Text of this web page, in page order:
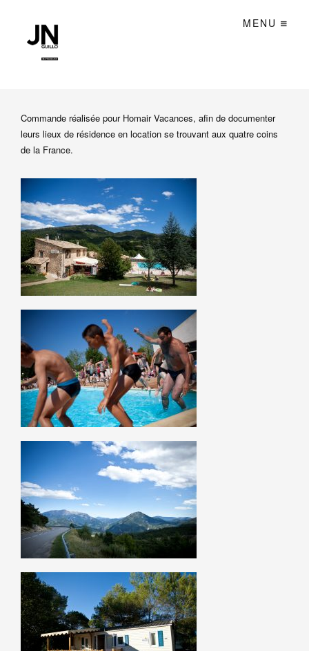
MENU
Commande réalisée pour Homair Vacances, afin de documenter
leurs lieux de résidence en location se trouvant aux quatre coins
de la France.